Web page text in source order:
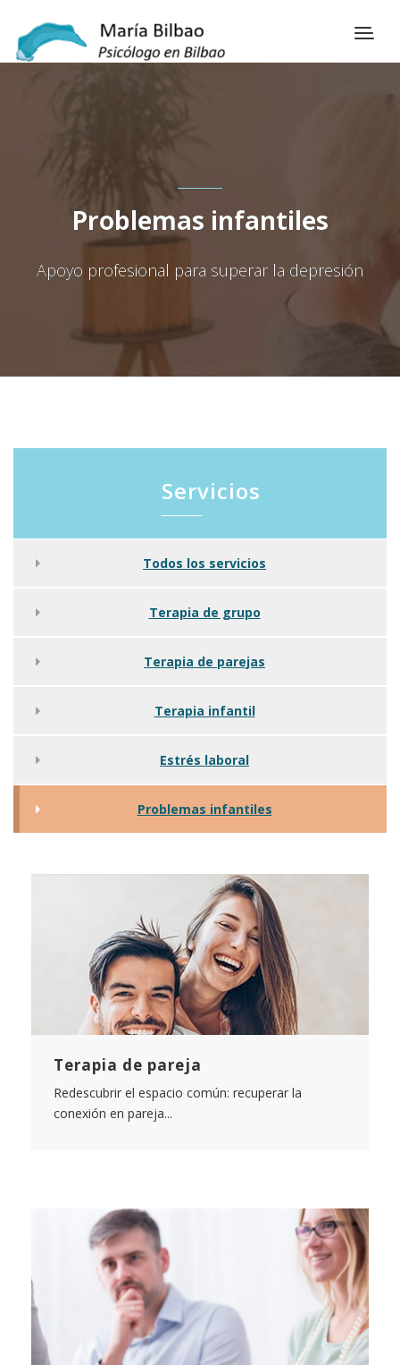
Problemas infantiles
Apoyo profesional para superar la depresión
Servicios
Todos los servicios
Terapia de grupo
Terapia de parejas
Terapia infantil
Estrés laboral
Problemas infantiles
Terapia de pareja
Redescubrir el espacio común: recuperar la
conexión en pareja...